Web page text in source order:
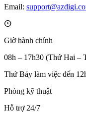
Email:
Giờ hành chính
08h – 17h30 (Thứ Hai –
Thứ Bảy làm việc đến
Phòng kỹ thuật
Hỗ trợ 24/7